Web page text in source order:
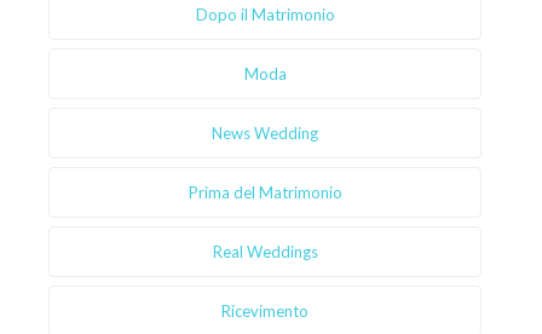
Dopo il Matrimonio
Moda
News Wedding
Prima del Matrimonio
Real Weddings
Ricevimento